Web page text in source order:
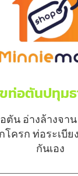
ท่อตันปทุม
ตัน อ่างล้างจา
ครก ท่อระเบีย
กันเอง